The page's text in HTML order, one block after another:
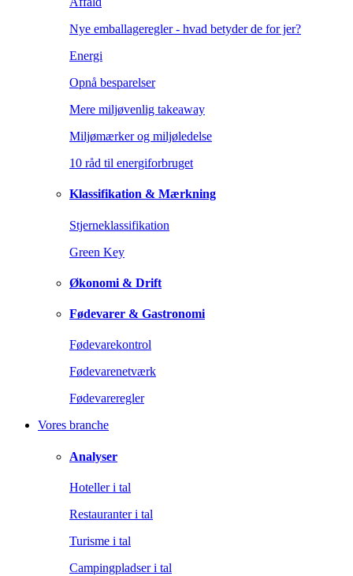
Nye emballageregler - hvad betyder de for jer?
Energi
Opnå besparelser
Mere miljøvenlig takeaway
Miljømærker og miljøledelse
10 råd til energiforbruget
Klassifikation & Mærkning
Stjerneklassifikation
Green Key
Økonomi & Drift
Fødevarer & Gastronomi
Fødevarekontrol
Fødevarenetværk
Fødevareregler
Vores branche
Analyser
Hoteller i tal
Restauranter i tal
Turisme i tal
Campingpladser i tal